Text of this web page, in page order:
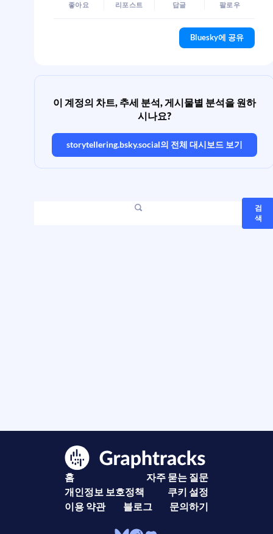
좋아요
리포스트
답글
팔로우
Bluesky에 공유
이 계정의 차트, 추세 분석, 게시물별 분석을 원하
시나요?
storytellering.bsky.social의 전체 대시보드 보기
검
색
홈
자주 묻는 질문
개인정보 보호정책
쿠키 설정
이용 약관
블로그 문의하기